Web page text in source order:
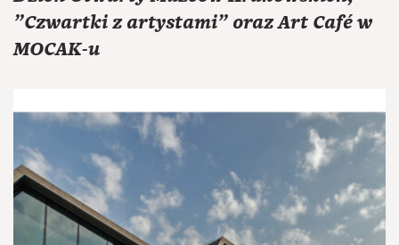
"Czwartki z artystami" oraz Art Café w
MOCAK-u